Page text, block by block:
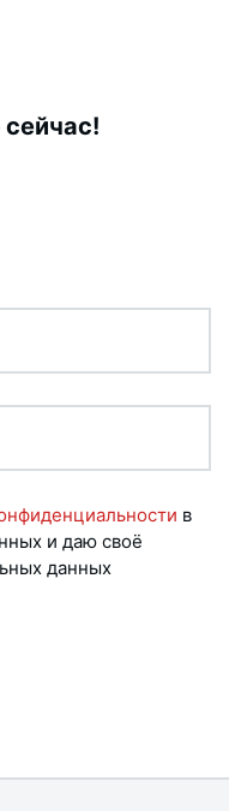
в
и даю своё
данных